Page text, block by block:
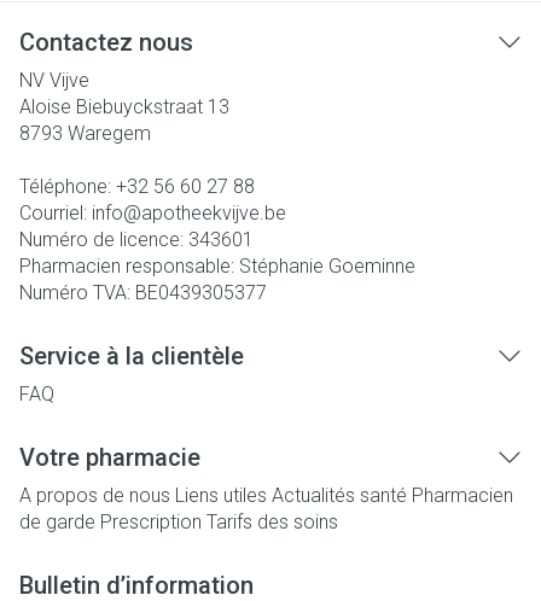
Contactez nous
NV Vijve
Aloise Biebuyckstraat 13
8793 Waregem
Téléphone: +32 56 60 27 88
Courriel: info@apotheekvijve.be
Numéro de licence: 343601
Pharmacien responsable: Stéphanie Goeminne
Numéro TVA: BE0439305377
Service à la clientèle
FAQ
Votre pharmacie
A propos de nous Liens utiles Actualités santé Pharmacien
de garde Prescription Tarifs des soins
Bulletin d’information